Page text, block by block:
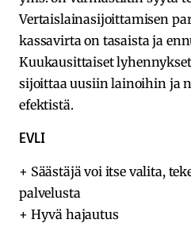
Vertaislainasijoittamisen
kassavirta on tasaista ja
Kuukausittaiset
sijoittaa uusiin lainoihin ja
efektistä.
EVLI
+ Säästäjä voi itse valita,
palvelusta
+ Hyvä hajautus